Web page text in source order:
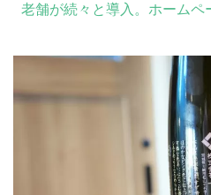
老舗が続々と導入。ホームペ